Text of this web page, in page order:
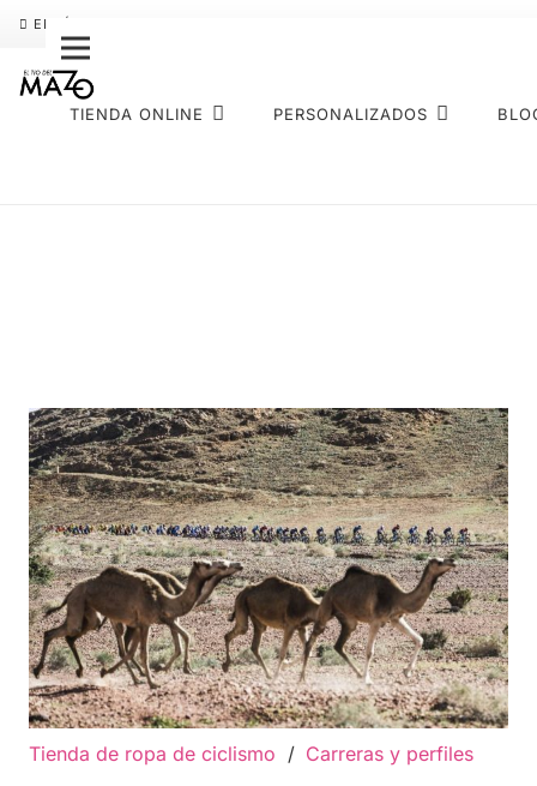
ENVÍO GRATIS
TIENDA ONLINE PERSONALIZADOS
Tienda de ropa de ciclismo / Carreras y perfiles